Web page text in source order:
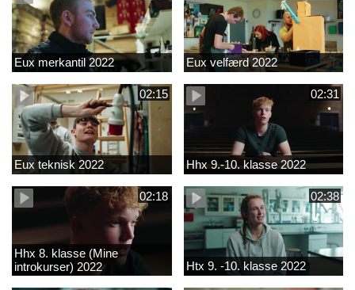
Eux merkantil 2022 Eux velfærd 2022
02:15
Eux teknisk 2022
02:31
Hhx 9.-10. klasse 2022
02:18
Hhx 8. klasse (Mine
introkurser) 2022
02:38
Htx 9. -10. klasse 2022